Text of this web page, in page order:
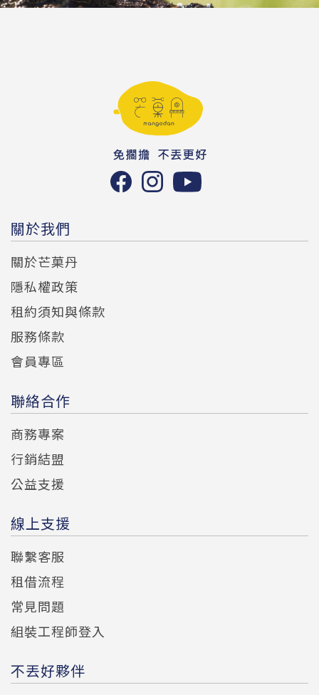
關於我們
關於芒菓丹
隱私權政策
租約須知與條款
服務條款
會員專區
聯絡合作
商務專案
行銷結盟
公益支援
線上支援
聯繫客服
租借流程
常見問題
組裝工程師登入
不丟好夥伴